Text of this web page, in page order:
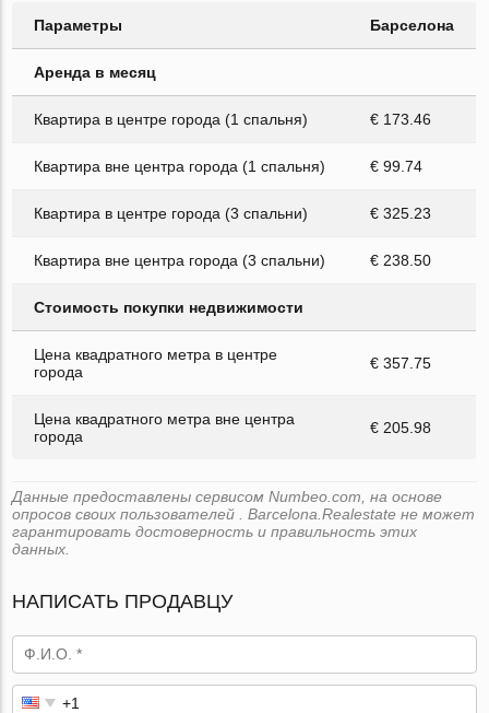
Параметры Барселона
Аренда в месяц
Квартира в центре города (1 спальня) € 173.46
Квартира вне центра города (1 спальня) € 99.74
Квартира в центре города (3 спальни) € 325.23
Квартира вне центра города (3 спальни) € 238.50
Стоимость покупки недвижимости
Цена квадратного метра в центре
города
€ 357.75
Цена квадратного метра вне центра
города
€ 205.98
Данные предоставлены сервисом Numbeo.com, на основе
опросов своих пользователей . Barcelona.Realestate не может
гарантировать достоверность и правильность этих
данных.
НАПИСАТЬ ПРОДАВЦУ